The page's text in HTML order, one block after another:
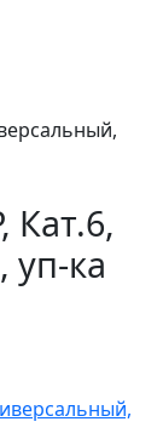
Кат.6,
уп-ка